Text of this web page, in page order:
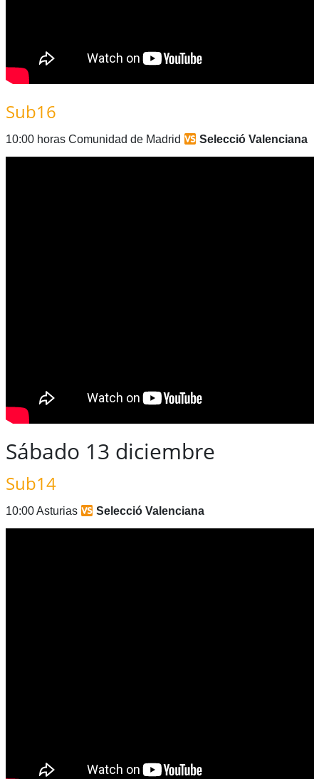
Sub16
10:00 horas Comunidad de Madrid Selecció Valenciana
Sábado 13 diciembre
Sub14
10:00 Asturias Selecció Valenciana